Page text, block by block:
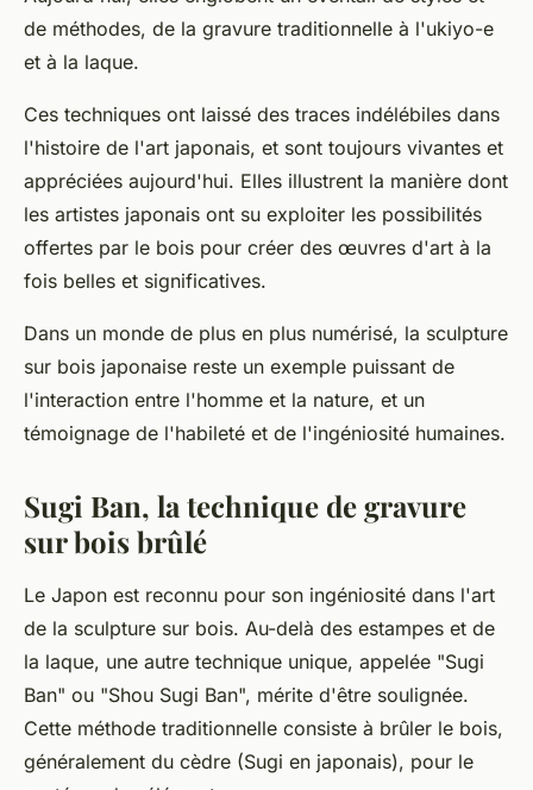
de méthodes, de la gravure traditionnelle à l'ukiyo-e
et à la laque.
Ces techniques ont laissé des traces indélébiles dans
l'histoire de l'art japonais, et sont toujours vivantes et
appréciées aujourd'hui. Elles illustrent la manière dont
les artistes japonais ont su exploiter les possibilités
offertes par le bois pour créer des œuvres d'art à la
fois belles et significatives.
Dans un monde de plus en plus numérisé, la sculpture
sur bois japonaise reste un exemple puissant de
l'interaction entre l'homme et la nature, et un
témoignage de l'habileté et de l'ingéniosité humaines.
Sugi Ban, la technique de gravure
sur bois brûlé
Le Japon est reconnu pour son ingéniosité dans l'art
de la sculpture sur bois. Au-delà des estampes et de
la laque, une autre technique unique, appelée "Sugi
Ban" ou "Shou Sugi Ban", mérite d'être soulignée.
Cette méthode traditionnelle consiste à brûler le bois,
généralement du cèdre (Sugi en japonais), pour le